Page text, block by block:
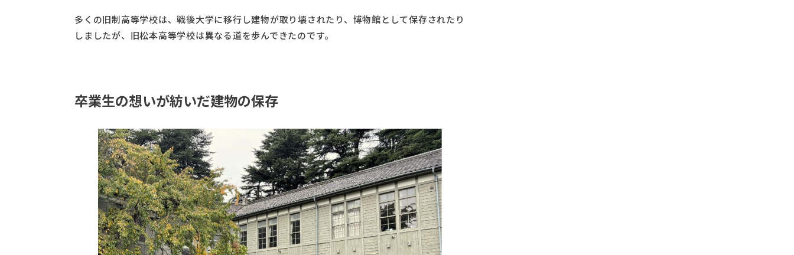
多くの旧制高等学校は、戦後大学に移行し建物が取り壊されたり、博物館として保存されたり
しましたが、旧松本高等学校は異なる道を歩んできたのです。
卒業生の想いが紡いだ建物の保存